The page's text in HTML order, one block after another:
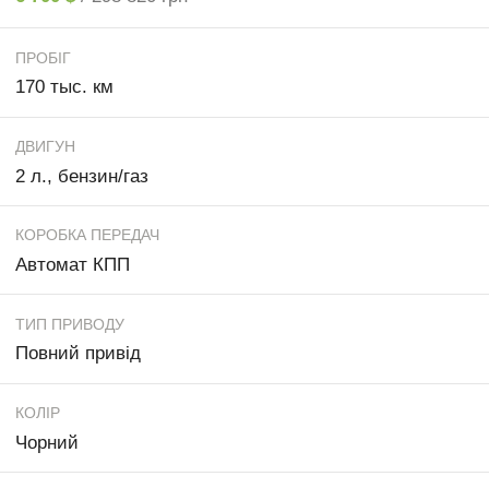
ПРОБІГ
170 тыс. км
ДВИГУН
2 л., бензин/газ
КОРОБКА ПЕРЕДАЧ
Автомат КПП
ТИП ПРИВОДУ
Повний привід
КОЛІР
Чорний